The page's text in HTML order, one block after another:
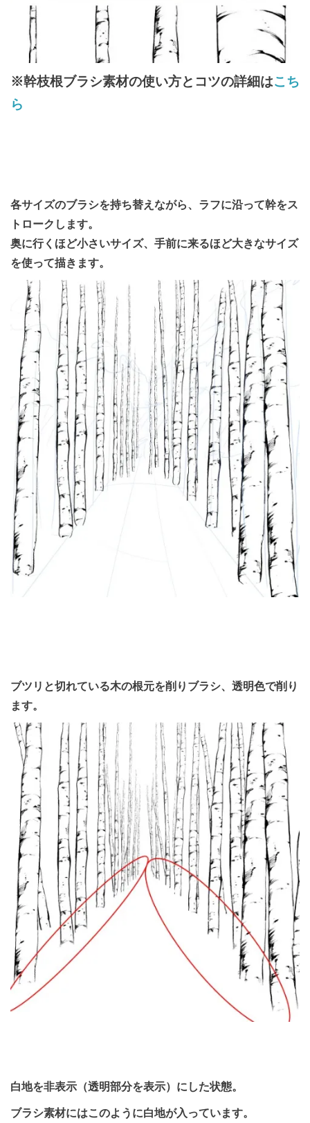
※幹枝根ブラシ素材の使い方とコツの詳細はこち
ら
各サイズのブラシを持ち替えながら、ラフに沿って幹をス
トロークします。
奥に行くほど小さいサイズ、手前に来るほど大きなサイズ
を使って描きます。
ブツリと切れている木の根元を削りブラシ、透明色で削り
ます。
白地を非表示（透明部分を表示）にした状態。
ブラシ素材にはこのように白地が入っています。